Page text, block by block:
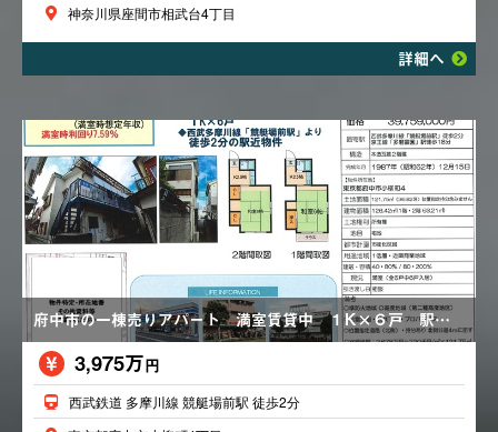
神奈川県座間市相武台4丁目
詳細へ
府中市の一棟売りアパート 満室賃貸中 １K×６戸 駅近 満室利回り７．５９％
3,975万円
西武鉄道 多摩川線 競艇場前駅 徒歩2分